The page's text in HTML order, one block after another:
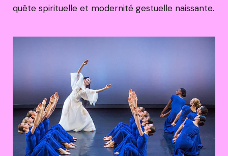
quête spirituelle et modernité gestuelle naissante.